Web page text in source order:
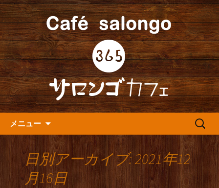
人形町の『365(サロンゴ)カフ
ェ』よりお知らせ
人形町の音楽カフェ『365カフェ』より
最新情報をお届けします。
メニュー
検
日別アーカイブ: 2021年12
月16日